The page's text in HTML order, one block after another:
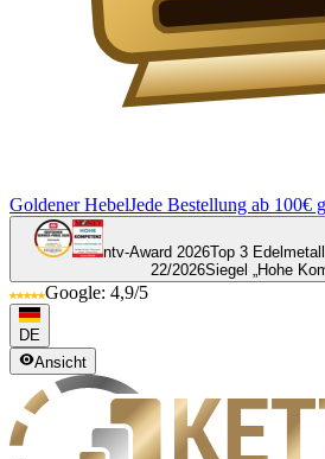
Goldener HebelJede Bestellung ab 100€
ntv-Award 2026Top 3
22/2026Siegel „Hohe
Google: 4,9/5
DE
Ansicht